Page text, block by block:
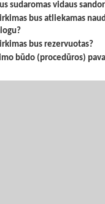
sudaromas vidaus
bus atliekamas
bus rezervuotas?
būdo (procedūros)